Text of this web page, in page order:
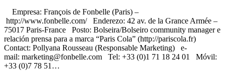
Empresa: François de Fonbelle (Paris) –
http://www.fonbelle.com/ Enderezo: 42 av. de la Grance Armée –
75017 Paris-France Posto: Bolseira/Bolseiro community manager e
relación prensa para a marca “Paris Cola” (http://pariscola.fr)
Contact: Pollyana Rousseau (Responsable Marketing) e-
mail: marketing@fonbelle.com Tel: +33 (0)1 71 18 24 01 Móvil:
+33 (0)7 78 51…